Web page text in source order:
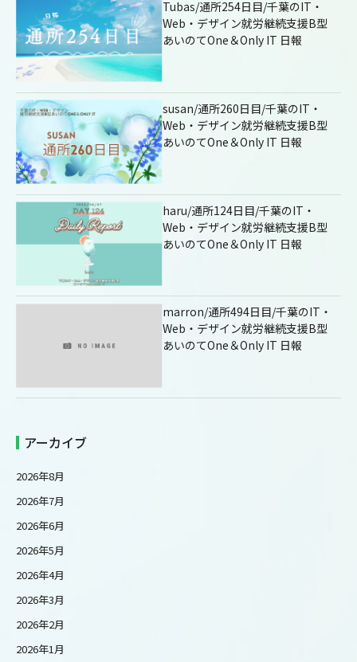
Tubas/通所254日目/千葉のIT・
Web・デザイン就労継続支援B型
あいのてOne＆Only IT 日報
susan/通所260日目/千葉のIT・
Web・デザイン就労継続支援B型
あいのてOne＆Only IT 日報
haru/通所124日目/千葉のIT・
Web・デザイン就労継続支援B型
あいのてOne＆Only IT 日報
marron/通所494日目/千葉のIT・
Web・デザイン就労継続支援B型
あいのてOne＆Only IT 日報
アーカイブ
2026年8月
2026年7月
2026年6月
2026年5月
2026年4月
2026年3月
2026年2月
2026年1月